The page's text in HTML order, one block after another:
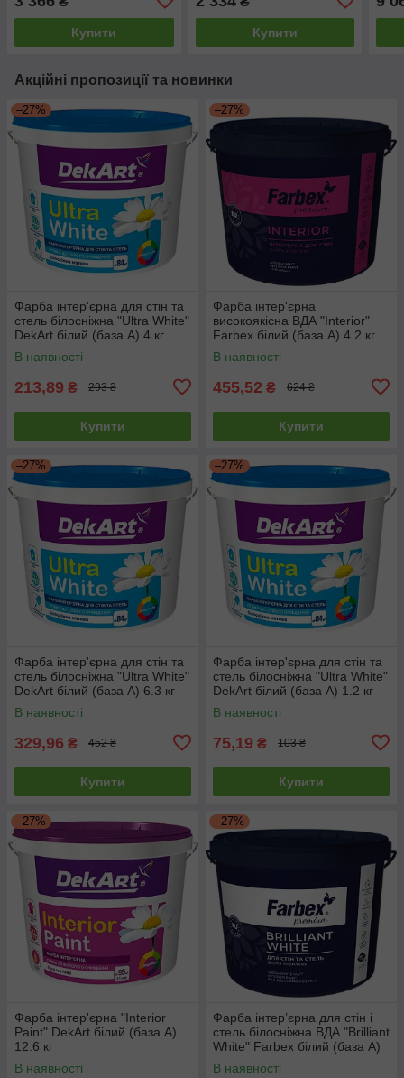
Купити Купити
та
Акційні пропозиції та новинки
–27%
Фарба інтер'єрна для стін та
стель білосніжна "Ultra White"
DekArt білий (база А) 4 кг
В наявності
213,89 ₴ 293 ₴
Купити
–27%
Фарба інтер'єрна
високоякісна ВДА "Interior"
Farbex білий (база А) 4.2 кг
В наявності
455,52 ₴ 624 ₴
Купити
–27%
Фарба інтер'єрна для стін та
стель білосніжна "Ultra White"
DekArt білий (база А) 6.3 кг
В наявності
329,96 ₴ 452 ₴
Купити
–27%
Фарба інтер'єрна для стін та
стель білосніжна "Ultra White"
DekArt білий (база А) 1.2 кг
В наявності
75,19 ₴ 103 ₴
Купити
–27%
Фарба інтер'єрна "Interior
Paint" DekArt білий (база А)
12.6 кг
В наявності
–27%
Фарба інтер’єрна для стін і
стель білосніжна ВДА "Brilliant
White" Farbex білий (база А)
4.2 кг
В наявності